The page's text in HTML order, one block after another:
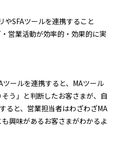
やSFAツールを連携すること
営業活動が効率的・効果的に実
ツールを連携すると、MAツール
う」と判断したお客さまが、自
ると、営業担当者はわざわざMA
興味があるお客さまがわかるよ